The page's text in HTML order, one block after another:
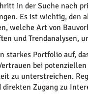
in der Suche nach
Es ist wichtig, den
welche Art von
und Trendanalysen,
starkes Portfolio auf,
bei
zu unterstreichen.
direkten Zugang zu